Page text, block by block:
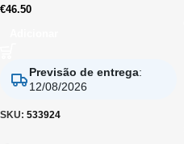
€46.50
Previsão de entrega:
12/08/2026
SKU: 533924